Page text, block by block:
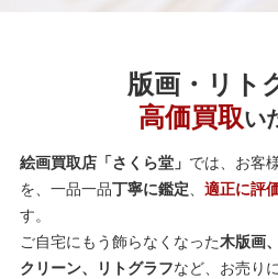
版画・リト
高価買取い
絵画買取店「さくら堂」 では、お客
を、一品一品丁寧に鑑定、 適正に評
す。
ご自宅にもう飾らなくなった木版画
クリーン、リトグラフなど、お売り